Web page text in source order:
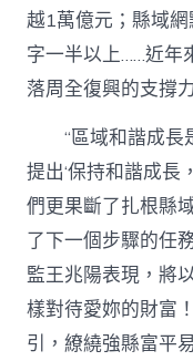
越1萬億元；縣域
字一半以上……近年
落周全復興的支撐
“區域和諧成長
提出‘保持和諧成長
們更果斷了扎根縣
了下一個步驟的任
監王兆陽表現，將
樣對待愛妳的財富
引，繚繞強縣富平